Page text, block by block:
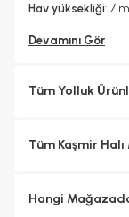
Hav yüksekliği: 7
Toz Yapmaz:Özel
koridor
Devamını Gör
Tüm Yolluk
Tüm Kaşmir
Hangi